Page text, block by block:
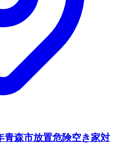
青森市放置危険空き家対